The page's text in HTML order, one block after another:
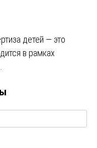
детей — это
в рамках